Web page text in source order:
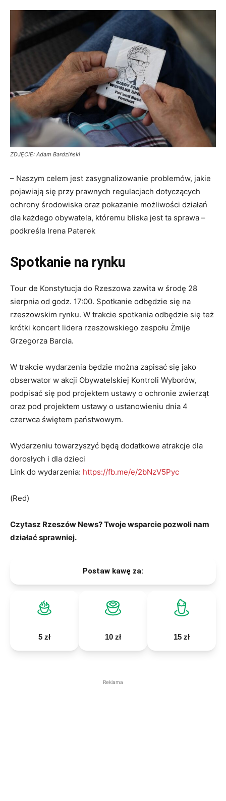
ZDJĘCIE: Adam Bardziński
– Naszym celem jest zasygnalizowanie problemów, jakie
pojawiają się przy prawnych regulacjach dotyczących
ochrony środowiska oraz pokazanie możliwości działań
dla każdego obywatela, któremu bliska jest ta sprawa –
podkreśla Irena Paterek
Spotkanie na rynku
Tour de Konstytucja do Rzeszowa zawita w środę 28
sierpnia od godz. 17:00. Spotkanie odbędzie się na
rzeszowskim rynku. W trakcie spotkania odbędzie się też
krótki koncert lidera rzeszowskiego zespołu Żmije
Grzegorza Barcia.
W trakcie wydarzenia będzie można zapisać się jako
obserwator w akcji Obywatelskiej Kontroli Wyborów,
podpisać się pod projektem ustawy o ochronie zwierząt
oraz pod projektem ustawy o ustanowieniu dnia 4
czerwca świętem państwowym.
Wydarzeniu towarzyszyć będą dodatkowe atrakcje dla
dorosłych i dla dzieci
Link do wydarzenia: https://fb.me/e/2bNzV5Pyc
(Red)
Czytasz Rzeszów News? Twoje wsparcie pozwoli nam
działać sprawniej.
Postaw kawę za:
5 zł 10 zł 15 zł
Reklama